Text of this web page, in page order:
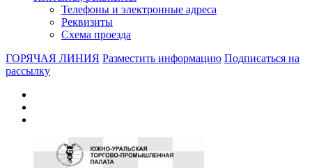
Телефоны и электронные адреса
Реквизиты
Схема проезда
ГОРЯЧАЯ ЛИНИЯ Разместить информацию Подписаться на
рассылку